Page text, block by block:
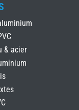
& acier